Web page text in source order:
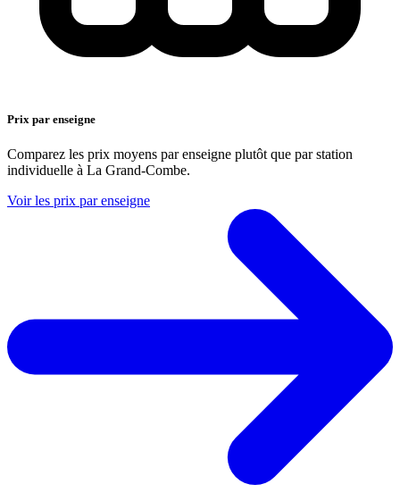
Prix par enseigne
Comparez les prix moyens par enseigne plutôt que par station
individuelle à La Grand-Combe.
Voir les prix par enseigne